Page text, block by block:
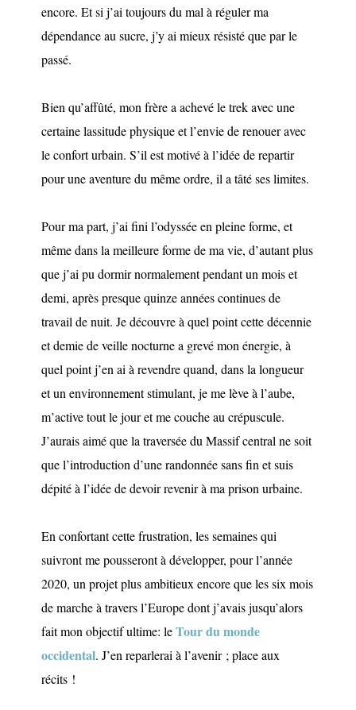
encore. Et si j’ai toujours du mal à réguler ma
dépendance au sucre, j’y ai mieux résisté que par le
passé.
Bien qu’affûté, mon frère a achevé le trek avec une
certaine lassitude physique et l’envie de renouer avec
le confort urbain. S’il est motivé à l’idée de repartir
pour une aventure du même ordre, il a tâté ses limites.
Pour ma part, j’ai fini l’odyssée en pleine forme, et
même dans la meilleure forme de ma vie, d’autant plus
que j’ai pu dormir normalement pendant un mois et
demi, après presque quinze années continues de
travail de nuit. Je découvre à quel point cette décennie
et demie de veille nocturne a grevé mon énergie, à
quel point j’en ai à revendre quand, dans la longueur
et un environnement stimulant, je me lève à l’aube,
m’active tout le jour et me couche au crépuscule.
J’aurais aimé que la traversée du Massif central ne soit
que l’introduction d’une randonnée sans fin et suis
dépité à l’idée de devoir revenir à ma prison urbaine.
En confortant cette frustration, les semaines qui
suivront me pousseront à développer, pour l’année
2020, un projet plus ambitieux encore que les six mois
de marche à travers l’Europe dont j’avais jusqu’alors
fait mon objectif ultime: leTour du monde
occidental. J’en reparlerai à l’avenir ; place aux
récits !